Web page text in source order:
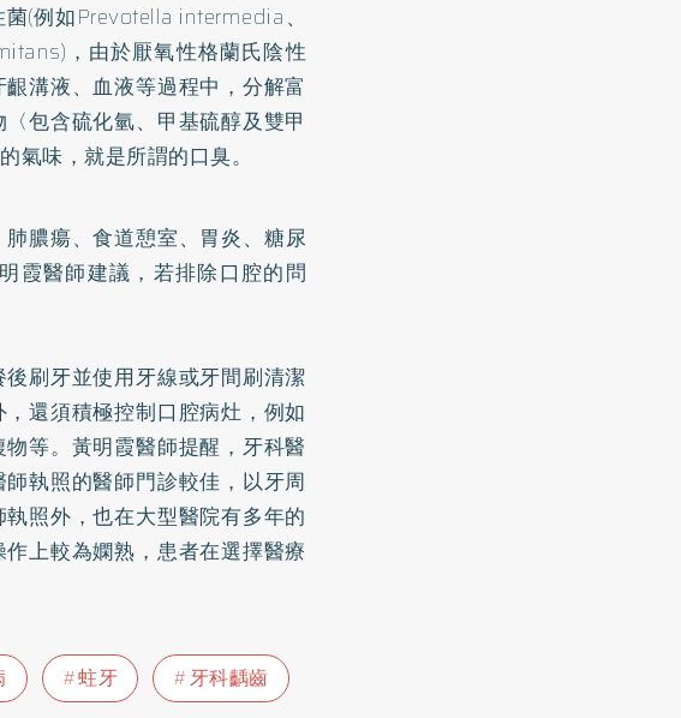
(例如Prevotella intermedia、
，由於厭氧性格蘭氏陰性
溝液、血液等過程中，分解富
包含硫化氫、甲基硫醇及雙甲
氣味，就是所謂的口臭。
膿瘍、食道憩室、胃炎、 糖尿
霞醫師建議，若排除口腔的問
刷牙並使用牙線或牙間刷清潔
還須積極控制口腔病灶，例如
等。黃明霞醫師提醒，牙科醫
執照的醫師門診較佳，以牙周
照外，也在大型醫院有多年的
上較為嫻熟，患者在選擇醫療
蛀牙
牙科齲齒